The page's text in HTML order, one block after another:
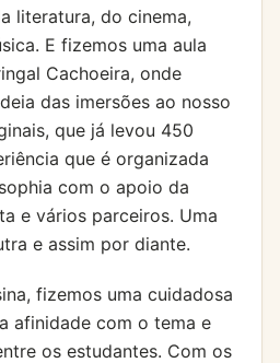
literatura, do cinema,
E fizemos uma aula
Cachoeira, onde
das imersões ao nosso
que já levou 450
que é organizada
com o apoio da
e vários parceiros. Uma
e assim por diante.
fizemos uma cuidadosa
afinidade com o tema e
os estudantes. Com os